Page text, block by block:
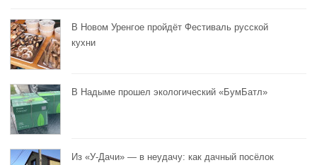
В Новом Уренгое пройдёт Фестиваль русской
кухни
В Надыме прошел экологический «БумБатл»
Из «У-Дачи» — в неудачу: как дачный посёлок